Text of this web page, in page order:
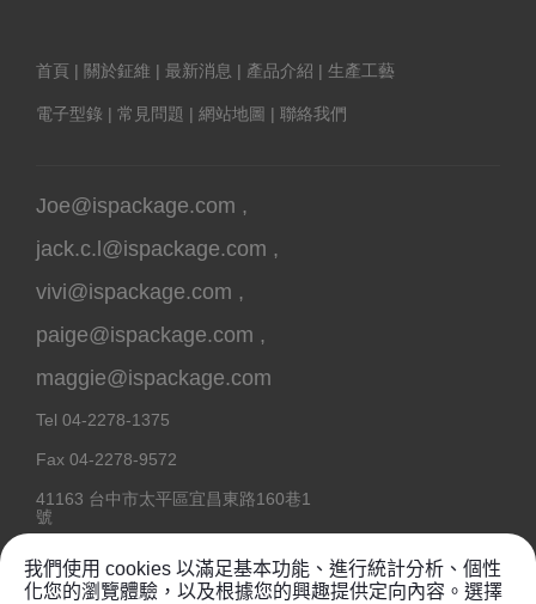
Joe@ispackage.com ,
jack.c.l@ispackage.com ,
vivi@ispackage.com ,
paige@ispackage.com ,
maggie@ispackage.com
Tel 04-2278-1375
Fax 04-2278-9572
41163 台中市太平區宜昌東路160巷1
號
首頁 | 關於鉦維 | 最新消息 | 產品介紹 | 生產工藝
電子型錄 | 常見問題 | 網站地圖 | 聯絡我們
我們使用 cookies 以滿足基本功能、進行統計分析、個性
化您的瀏覽體驗，以及根據您的興趣提供定向內容。選擇